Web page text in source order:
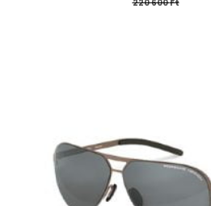
220 600 Ft